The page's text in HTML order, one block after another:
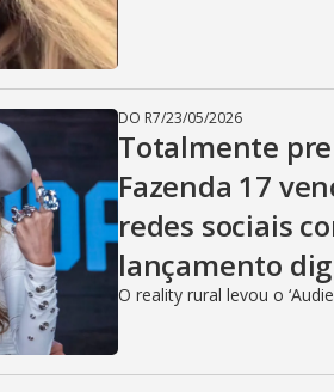
DO R7/23/05/2026
Totalmente
Fazenda 17
redes sociais
lançamento
O reality rural levou o